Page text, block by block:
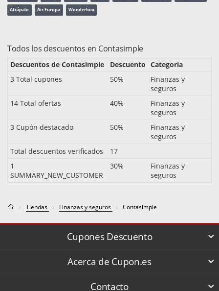
Atrápalo Air Europa Wonderbox
Todos los descuentos en Contasimple
Descuentos de Contasimple Descuento Categoría
3 Total cupones
50%
Finanzas y
seguros
14 Total ofertas
40%
Finanzas y
seguros
3 Cupón destacado
50%
Finanzas y
seguros
Total descuentos verificados
17
1
SUMMARY_NEW_CUSTOMER
30%
Finanzas y
seguros
Tiendas Finanzas y seguros Contasimple
Cupones Descuento
Acerca de Cupon.es
Contacto